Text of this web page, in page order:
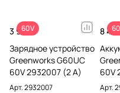
60V
3 990 ₽
Зарядное устройство
Greenworks G60UC
60V 2932007 (2 А)
Арт.2932007
8
60V
Арт.